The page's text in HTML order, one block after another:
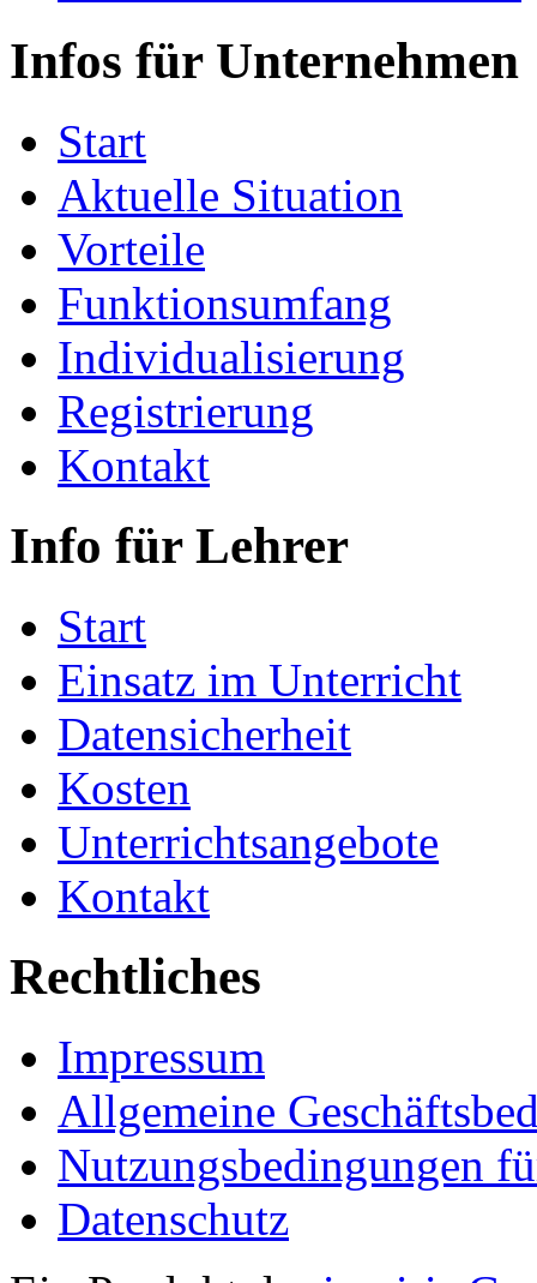
Infos für Unternehmen
Start
Aktuelle Situation
Vorteile
Funktionsumfang
Individualisierung
Registrierung
Kontakt
Info für Lehrer
Start
Einsatz im Unterricht
Datensicherheit
Kosten
Unterrichtsangebote
Kontakt
Rechtliches
Impressum
Allgemeine
Nutzungsbedingungen
Datenschutz